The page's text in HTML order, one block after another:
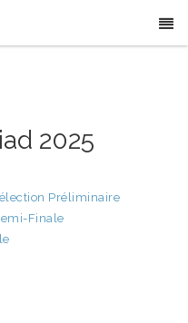
2025
Préliminaire
Finale